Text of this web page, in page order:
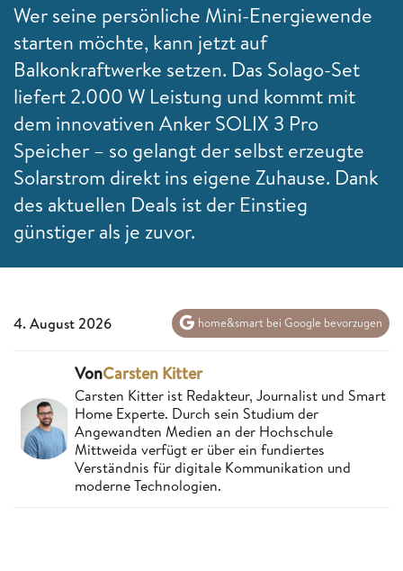
Wer seine persönliche Mini-Energiewende
starten möchte, kann jetzt auf
Balkonkraftwerke setzen. Das Solago-Set
liefert 2.000 W Leistung und kommt mit
dem innovativen Anker SOLIX 3 Pro
Speicher – so gelangt der selbst erzeugte
Solarstrom direkt ins eigene Zuhause. Dank
des aktuellen Deals ist der Einstieg
günstiger als je zuvor.
4. August 2026 home&smart bei Google bevorzugen
VonCarsten Kitter
Carsten Kitter ist Redakteur, Journalist und Smart
Home Experte. Durch sein Studium der
Angewandten Medien an der Hochschule
Mittweida verfügt er über ein fundiertes
Verständnis für digitale Kommunikation und
moderne Technologien.